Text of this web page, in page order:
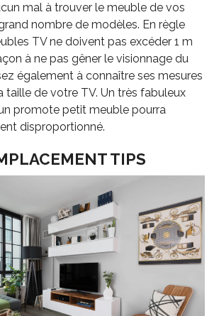
mal à trouver le meuble de vos
nombre de modèles. En règle
TV ne doivent pas excéder 1 m
à ne pas gêner le visionnage du
également à connaître ses mesures
taille de votre TV. Un très fabuleux
promote petit meuble pourra
disproportionné.
TIPS